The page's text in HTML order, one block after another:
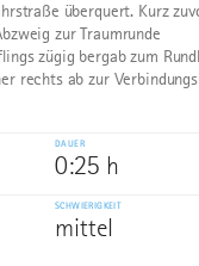
überquert. Kurz
zur Traumrunde
zügig bergab zum
rechts ab zur
DAUER
0:25 h
SCHWIERIGKEIT
mittel